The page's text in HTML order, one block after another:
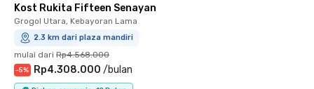
Kost Rukita Fifteen Senayan
Grogol Utara, Kebayoran Lama
2.3 km dari plaza mandiri
mulai dari Rp4.568.000
-5% Rp4.308.000 /bulan